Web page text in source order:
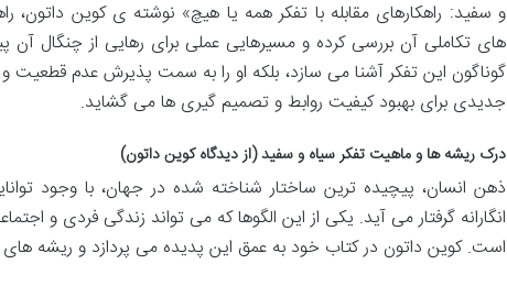
و سفید: راهکارهای مقابله با تفکر همه یا هیچ» نوشته ی کوین داتون،
های تکاملی آن بررسی کرده و مسیرهایی عملی برای رهایی از چنگال آن
گوناگون این تفکر آشنا می سازد، بلکه او را به سمت پذیرش عدم
جدیدی برای بهبود کیفیت روابط و تصمیم گیری ها می گشاید.
درک ریشه ها و ماهیت تفکر سیاه و سفید (از دیدگاه کوین داتون)
ذهن انسان، پیچیده ترین ساختار شناخته شده در جهان، با وجود
انگارانه گرفتار می آید. یکی از این الگوها که می تواند زندگی فردی و
است. کوین داتون در کتاب خود به عمق این پدیده می پردازد و ریشه